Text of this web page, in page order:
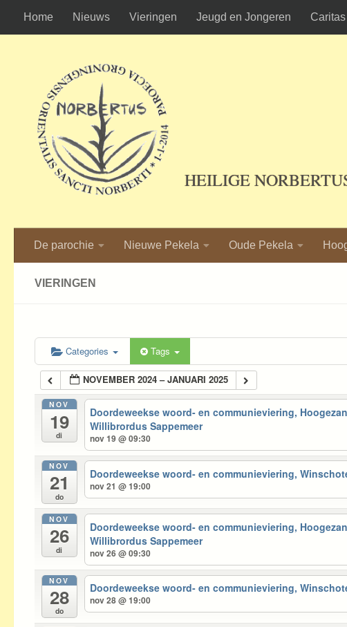
Ga naar de inhoud
Home Nieuws Vieringen Jeugd en Jongeren
HEILIGE
De parochie Nieuwe Pekela Oude Pekela
VIERINGEN
Categories Tags
NOVEMBER 2024 – JANUARI 2025
NOV
19
di
Doordeweekse woord- en communieviering,
Willibrordus Sappemeer
nov 19 @ 09:30
NOV
21
do
Doordeweekse woord- en communieviering,
nov 21 @ 19:00
NOV
26
di
Doordeweekse woord- en communieviering,
Willibrordus Sappemeer
nov 26 @ 09:30
NOV
28
do
Doordeweekse woord- en communieviering,
nov 28 @ 19:00